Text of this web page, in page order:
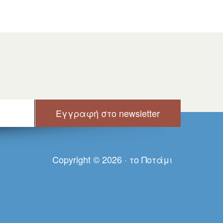
Copyright © 2026 · τo Πoτάμι